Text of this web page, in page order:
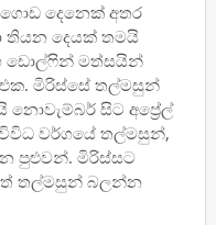
දෙනෙක් අතර
තියන දෙයක් තමයි
ඩොල්ෆින් මත්සයින්
මිරිස්සේ තල්මසුන්
සිට අප්‍රේල්
විවිධ වර්ගයේ තල්මසුන්,
පුළුවන්. මිරිස්සට
තල්මසුන් බලන්න